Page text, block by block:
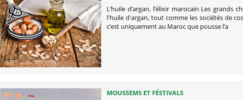
L’huile d’argan, l’élixir marocain Les grands
l'huile d'argan, tout comme les sociétés de
c’est uniquement au Maroc que pousse l’a
MOUSSEMS ET FÉSTIVALS